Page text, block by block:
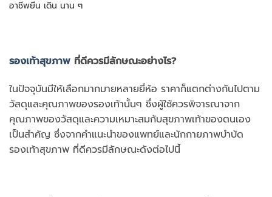
อาชีพยืน เดิน นาน ๆ
รองเท้าสุขภาพ ที่ดีควรมีลักษณะอย่างไร?
ในปัจจุบันมีให้เลือกมากมายหลายยี่ห้อ ราคาก็แตกต่างกันไปตาม
วัสดุและคุณภาพของรองเท้านั้นๆ ซึ่งผู้ใช้ควรพิจารณาจาก
คุณภาพของวัสดุและความเหมาะสมกับสุขภาพเท้าของตนเอง
เป็นสำคัญ ซึ่งจากคำแนะนำของแพทย์และนักกายภาพบำบัด
รองเท้าสุขภาพ ที่ดีควรมีลักษณะดังต่อไปนี้